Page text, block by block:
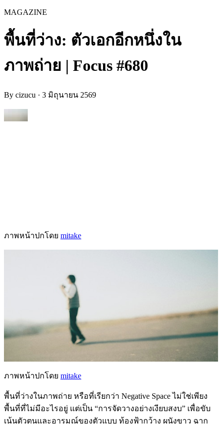
MAGAZINE
พื้นที่ว่าง: ตัวเอกอีกหนึ่งใน
ภาพถ่าย | Focus #680
By cizucu · 3 มิถุนายน 2569
ภาพหน้าปกโดย mitake
ภาพหน้าปกโดย mitake
พื้นที่ว่างในภาพถ่าย หรือที่เรียกว่า Negative Space ไม่ใช่เพียง
พื้นที่ที่ไม่มีอะไรอยู่ แต่เป็น “การจัดวางอย่างเงียบสงบ” เพื่อขับ
เน้นตัวตนและอารมณ์ของตัวแบบ ท้องฟ้ากว้าง ผนังขาว ฉาก